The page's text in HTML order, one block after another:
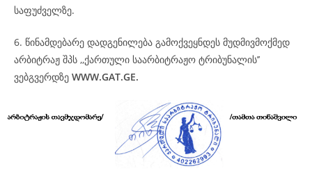
საფუძველზე.
6. წინამდებარე დადგენილება გამოქვეყნდეს მუდმივმოქმედ
არბიტრაჟ შპს ,,ქართული საარბიტრაჟო ტრიბუნალის’’
ვებგვერდზე WWW.GAT.GE.